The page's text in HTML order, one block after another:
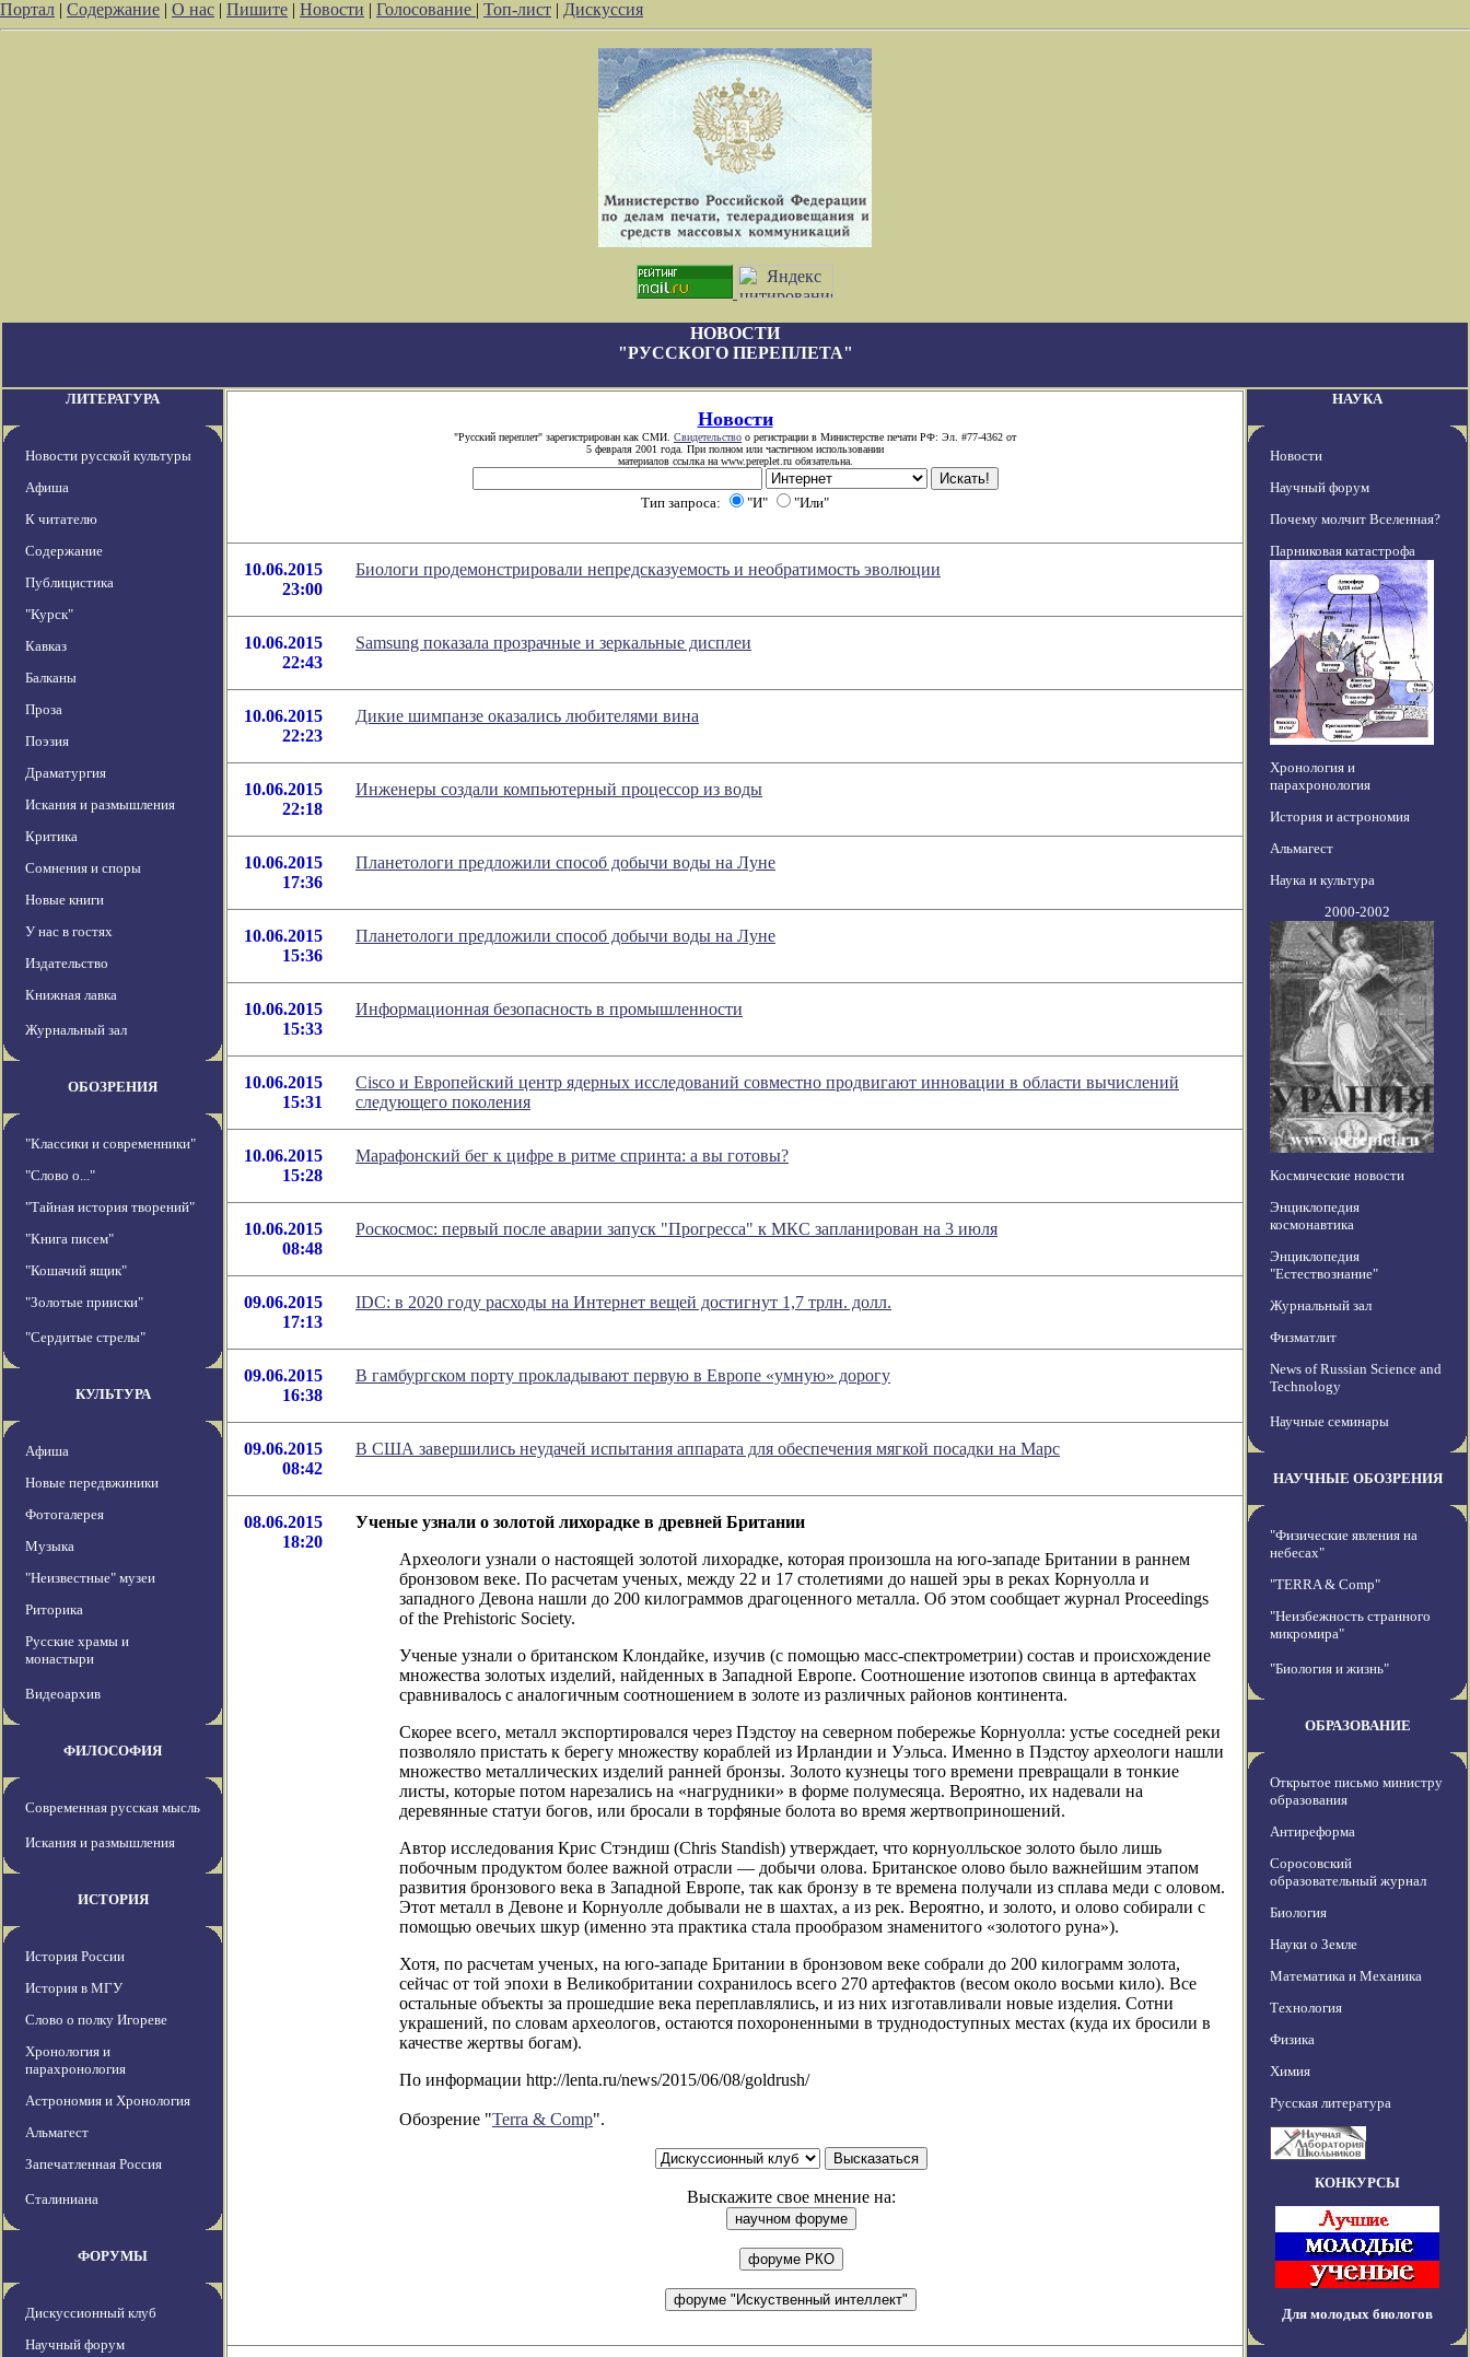
Портал | Содержание | О нас | Пишите | Новости | Голосование | Топ-лист | Дискуссия
НОВОСТИ
"РУССКОГО ПЕРЕПЛЕТА"
ЛИТЕРАТУРА
Новости русской культуры
Афиша
К читателю
Содержание
Публицистика
"Курск"
Кавказ
Балканы
Проза
Поэзия
Драматургия
Искания и размышления
Критика
Сомнения и споры
Новые книги
У нас в гостях
Издательство
Книжная лавка
Журнальный зал
ОБОЗРЕНИЯ
"Классики и современники"
"Слово о..."
"Тайная история творений"
"Книга писем"
"Кошачий ящик"
"Золотые прииски"
"Сердитые стрелы"
КУЛЬТУРА
Афиша
Новые передвжиники
Фотогалерея
Музыка
"Неизвестные" музеи
Риторика
Русские храмы и
монастыри
Видеоархив
ФИЛОСОФИЯ
Современная русская мысль
Искания и размышления
ИСТОРИЯ
История России
История в МГУ
Слово о полку Игореве
Хронология и
парахронология
Астрономия и Хронология
Альмагест
Запечатленная Россия
Сталиниана
ФОРУМЫ
Дискуссионный клуб
Научный форум
Новости
"Русский переплет" зарегистрирован как СМИ. Свидетельство о регистрации в Министерстве печати РФ: Эл. #77-4362 от
5 февраля 2001 года. При полном или частичном использовании
материалов ссылка на www.pereplet.ru обязательна.
Тип запроса: "И" "Или"
10.06.2015
23:00
Биологи продемонстрировали непредсказуемость и необратимость эволюции
10.06.2015
22:43
Samsung показала прозрачные и зеркальные дисплеи
10.06.2015
22:23
Дикие шимпанзе оказались любителями вина
10.06.2015
22:18
Инженеры создали компьютерный процессор из воды
10.06.2015
17:36
Планетологи предложили способ добычи воды на Луне
10.06.2015
15:36
Планетологи предложили способ добычи воды на Луне
10.06.2015
15:33
Информационная безопасность в промышленности
10.06.2015
15:31
Cisco и Европейский центр ядерных исследований совместно продвигают инновации в области вычислений
следующего поколения
10.06.2015
15:28
Марафонский бег к цифре в ритме спринта: а вы готовы?
10.06.2015
08:48
Роскосмос: первый после аварии запуск "Прогресса" к МКС запланирован на 3 июля
09.06.2015
17:13
IDC: в 2020 году расходы на Интернет вещей достигнут 1,7 трлн. долл.
09.06.2015
16:38
В гамбургском порту прокладывают первую в Европе «умную» дорогу
09.06.2015
08:42
В США завершились неудачей испытания аппарата для обеспечения мягкой посадки на Марс
08.06.2015
18:20
Ученые узнали о золотой лихорадке в древней Британии
Археологи узнали о настоящей золотой лихорадке, которая произошла на юго-западе Британии в раннем
бронзовом веке. По расчетам ученых, между 22 и 17 столетиями до нашей эры в реках Корнуолла и
западного Девона нашли до 200 килограммов драгоценного металла. Об этом сообщает журнал Proceedings
of the Prehistoric Society.
Ученые узнали о британском Клондайке, изучив (с помощью масс-спектрометрии) состав и происхождение
множества золотых изделий, найденных в Западной Европе. Соотношение изотопов свинца в артефактах
сравнивалось с аналогичным соотношением в золоте из различных районов континента.
Скорее всего, металл экспортировался через Пэдстоу на северном побережье Корнуолла: устье соседней реки
позволяло пристать к берегу множеству кораблей из Ирландии и Уэльса. Именно в Пэдстоу археологи нашли
множество металлических изделий ранней бронзы. Золото кузнецы того времени превращали в тонкие
листы, которые потом нарезались на «нагрудники» в форме полумесяца. Вероятно, их надевали на
деревянные статуи богов, или бросали в торфяные болота во время жертвоприношений.
Автор исследования Крис Стэндиш (Chris Standish) утверждает, что корнуолльское золото было лишь
побочным продуктом более важной отрасли — добычи олова. Британское олово было важнейшим этапом
развития бронзового века в Западной Европе, так как бронзу в те времена получали из сплава меди с оловом.
Этот металл в Девоне и Корнуолле добывали не в шахтах, а из рек. Вероятно, и золото, и олово собирали с
помощью овечьих шкур (именно эта практика стала прообразом знаменитого «золотого руна»).
Хотя, по расчетам ученых, на юго-западе Британии в бронзовом веке собрали до 200 килограмм золота,
сейчас от той эпохи в Великобритании сохранилось всего 270 артефактов (весом около восьми кило). Все
остальные объекты за прошедшие века переплавлялись, и из них изготавливали новые изделия. Сотни
украшений, по словам археологов, остаются похороненными в труднодоступных местах (куда их бросили в
качестве жертвы богам).
По информации http://lenta.ru/news/2015/06/08/goldrush/
Обозрение "Terra & Comp".
Выскажите свое мнение на:
НАУКА
Новости
Научный форум
Почему молчит Вселенная?
Парниковая катастрофа
Хронология и
парахронология
История и астрономия
Альмагест
Наука и культура
2000-2002
Космические новости
Энциклопедия
космонавтика
Энциклопедия
"Естествознание"
Журнальный зал
Физматлит
News of Russian Science and
Technology
Научные семинары
НАУЧНЫЕ ОБОЗРЕНИЯ
"Физические явления на
небесах"
"TERRA & Comp"
"Неизбежность странного
микромира"
"Биология и жизнь"
ОБРАЗОВАНИЕ
Открытое письмо министру
образования
Антиреформа
Соросовский
образовательный журнал
Биология
Науки о Земле
Математика и Механика
Технология
Физика
Химия
Русская литература
КОНКУРСЫ
Для молодых биологов